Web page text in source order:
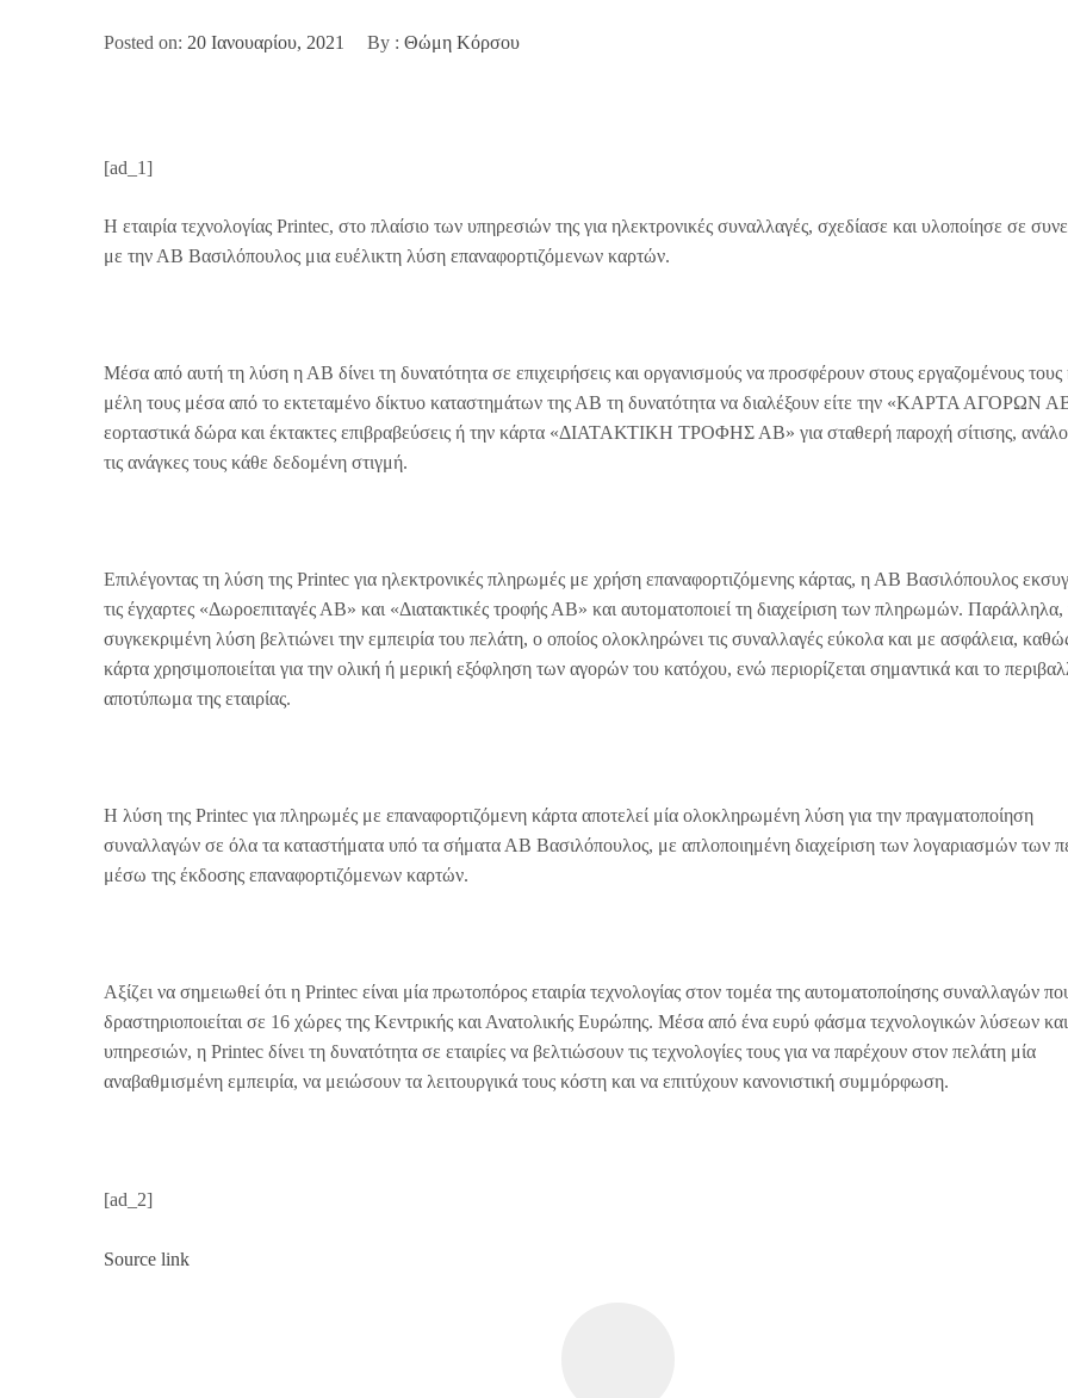
Posted on: 20 Ιανουαρίου, 2021 By : Θώμη Κόρσου
[ad_1]
Η εταιρία τεχνολογίας Printec, στο πλαίσιο των υπηρεσιών της για ηλεκτρονικές συναλλαγές, σχεδίασε και υλοποίησε σε
με την ΑΒ Βασιλόπουλος μια ευέλικτη λύση επαναφορτιζόμενων καρτών.
Μέσα από αυτή τη λύση η ΑΒ δίνει τη δυνατότητα σε επιχειρήσεις και οργανισμούς να προσφέρουν στους εργαζομένους τους
μέλη τους μέσα από το εκτεταμένο δίκτυο καταστημάτων της ΑΒ τη δυνατότητα να διαλέξουν είτε την «ΚΑΡΤΑ ΑΓΟΡΩΝ
εορταστικά δώρα και έκτακτες επιβραβεύσεις ή την κάρτα «ΔΙΑΤΑΚΤΙΚΗ ΤΡΟΦΗΣ ΑΒ» για σταθερή παροχή σίτισης,
τις ανάγκες τους κάθε δεδομένη στιγμή.
Επιλέγοντας τη λύση της Printec για ηλεκτρονικές πληρωμές με χρήση επαναφορτιζόμενης κάρτας, η ΑΒ Βασιλόπουλος
τις έγχαρτες «Δωροεπιταγές ΑΒ» και «Διατακτικές τροφής ΑΒ» και αυτοματοποιεί τη διαχείριση των πληρωμών. Παράλληλα,
συγκεκριμένη λύση βελτιώνει την εμπειρία του πελάτη, ο οποίος ολοκληρώνει τις συναλλαγές εύκολα και με ασφάλεια,
κάρτα χρησιμοποιείται για την ολική ή μερική εξόφληση των αγορών του κατόχου, ενώ περιορίζεται σημαντικά και το
αποτύπωμα της εταιρίας.
Η λύση της Printec για πληρωμές με επαναφορτιζόμενη κάρτα αποτελεί μία ολοκληρωμένη λύση για την πραγματοποίηση
συναλλαγών σε όλα τα καταστήματα υπό τα σήματα ΑΒ Βασιλόπουλος, με απλοποιημένη διαχείριση των λογαριασμών των
μέσω της έκδοσης επαναφορτιζόμενων καρτών.
Αξίζει να σημειωθεί ότι η Printec είναι μία πρωτοπόρος εταιρία τεχνολογίας στον τομέα της αυτοματοποίησης συναλλαγών
δραστηριοποιείται σε 16 χώρες της Κεντρικής και Ανατολικής Ευρώπης. Μέσα από ένα ευρύ φάσμα τεχνολογικών λύσεων και
υπηρεσιών, η Printec δίνει τη δυνατότητα σε εταιρίες να βελτιώσουν τις τεχνολογίες τους για να παρέχουν στον πελάτη μία
αναβαθμισμένη εμπειρία, να μειώσουν τα λειτουργικά τους κόστη και να επιτύχουν κανονιστική συμμόρφωση.
[ad_2]
Source link